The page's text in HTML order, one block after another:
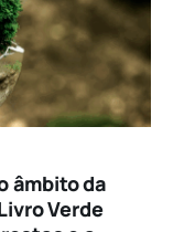
âmbito da
Verde